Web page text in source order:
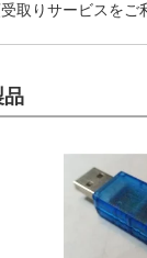
取りサービスをご
品